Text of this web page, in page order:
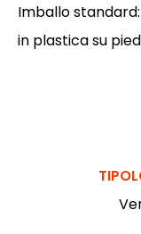
Imballo
in plastica su